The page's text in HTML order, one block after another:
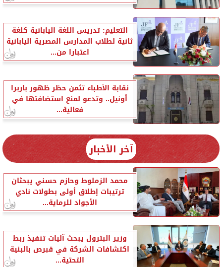
التعليم: تدريس اللغة اليابانية كلغة
ثانية لطلاب المدارس المصرية اليابانية
اعتبارا من...
نقابة الأطباء تثمن حظر ظهور باربرا
أونيل.. وتدعو لمنع استضافتها في
فعالية...
آخر الأخبار
محمد الزملوط وحازم حسني يبحثان
ترتيبات إطلاق أولى بطولات نادي
الأجواد للرماية...
وزير البترول يبحث آليات تنفيذ ربط
اكتشافات الشركة في قبرص بالبنية
التحتية...